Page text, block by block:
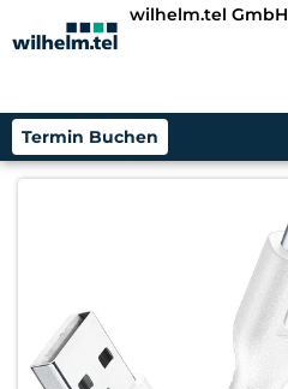
wilhelm.tel GmbH
Termin Buchen